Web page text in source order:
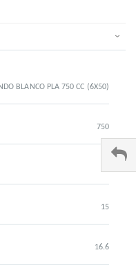
BLANCO PLA 750 CC (6X50)
750
15
16.6